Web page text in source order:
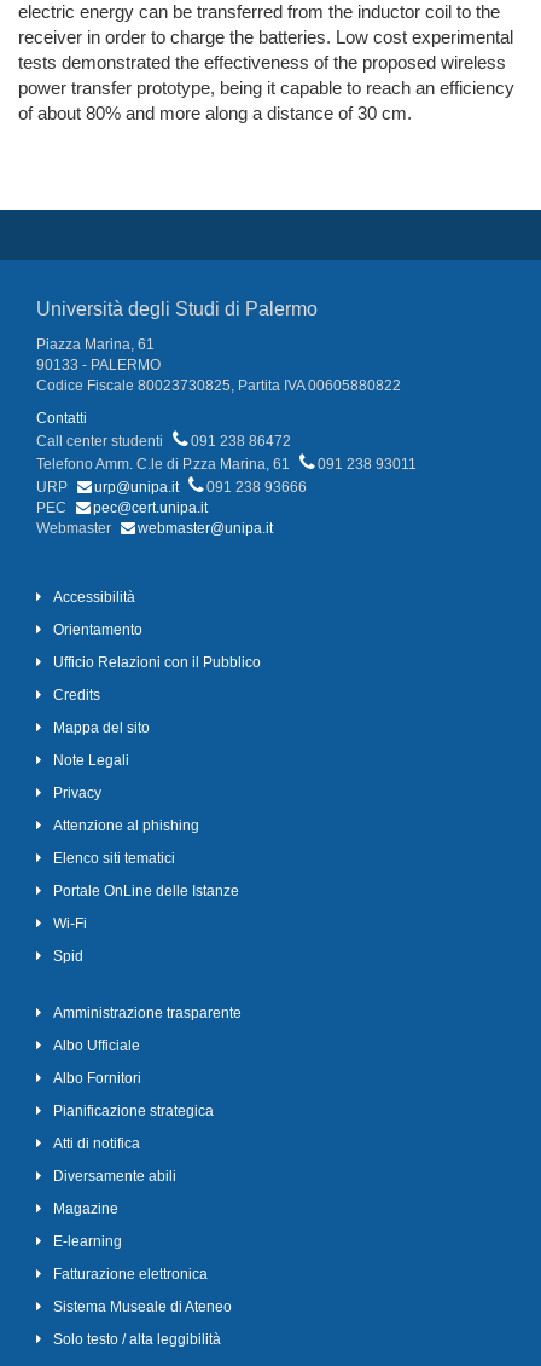
electric energy can be transferred from the inductor coil to the
receiver in order to charge the batteries. Low cost experimental
tests demonstrated the effectiveness of the proposed wireless
power transfer prototype, being it capable to reach an efficiency
of about 80% and more along a distance of 30 cm.
Università degli Studi di Palermo
Piazza Marina, 61
90133 - PALERMO
Codice Fiscale 80023730825, Partita IVA 00605880822
Contatti
Call center studenti
091 238 86472
Telefono Amm. C.le di P.zza Marina, 61
091 238 93011
URP
urp@unipa.it
091 238 93666
PEC
pec@cert.unipa.it
Webmaster
webmaster@unipa.it
Accessibilità
Orientamento
Ufficio Relazioni con il Pubblico
Credits
Mappa del sito
Note Legali
Privacy
Attenzione al phishing
Elenco siti tematici
Portale OnLine delle Istanze
Wi-Fi
Spid
Amministrazione trasparente
Albo Ufficiale
Albo Fornitori
Pianificazione strategica
Atti di notifica
Diversamente abili
Magazine
E-learning
Fatturazione elettronica
Sistema Museale di Ateneo
Solo testo / alta leggibilità